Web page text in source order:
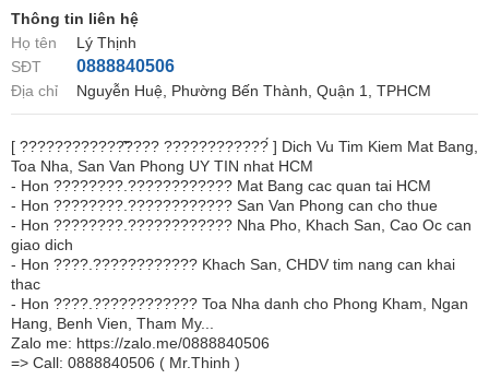
Thông tin liên hệ
Họ tên
Lý Thịnh
SĐT
0888840506
Địa chỉ Nguyễn Huệ, Phường Bến Thành, Quận 1, TPHCM
[ ????????????̂̃???? ????????????́ ] Dich Vu Tim Kiem Mat Bang,
Toa Nha, San Van Phong UY TIN nhat HCM
- Hon ????????.???????????? Mat Bang cac quan tai HCM
- Hon ????????.???????????? San Van Phong can cho thue
- Hon ????????.???????????? Nha Pho, Khach San, Cao Oc can
giao dich
- Hon ????.???????????? Khach San, CHDV tim nang can khai
thac
- Hon ????.???????????? Toa Nha danh cho Phong Kham, Ngan
Hang, Benh Vien, Tham My...
Zalo me: https://zalo.me/0888840506
=> Call: 0888840506 ( Mr.Thinh )